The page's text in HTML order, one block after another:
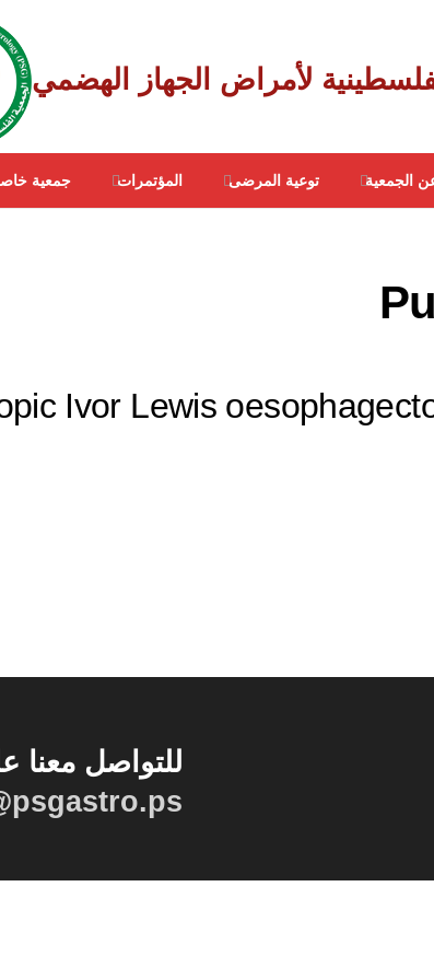
الجمعية توعية المرضى المؤتمرات جمعية
Ivor Lewis
للتواصل معنا